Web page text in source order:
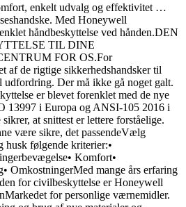
enkelt udvalg og effektivitet …
Med Honeywell
håndbeskyttelse ved hånden.DEN
TIL DINE
FOR OS.For
af de rigtige sikkerhedshandsker til
udfordring. Der må ikke gå noget galt.
er blevet forenklet med de nye
13997 i Europa og ANSI-105 2016 i
at snittest er lettere forståelige.
være sikre, det passendeVælg
husk følgende kriterier:•
Komfort•
OmkostningerMed mange års erfaring
for civilbeskyttelse er Honeywell
for personlige værnemidler.